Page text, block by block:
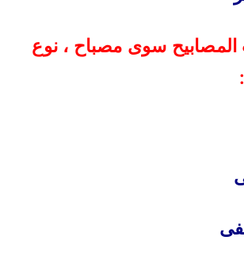
سوى مصباح ، نوع
مثبت
منفى